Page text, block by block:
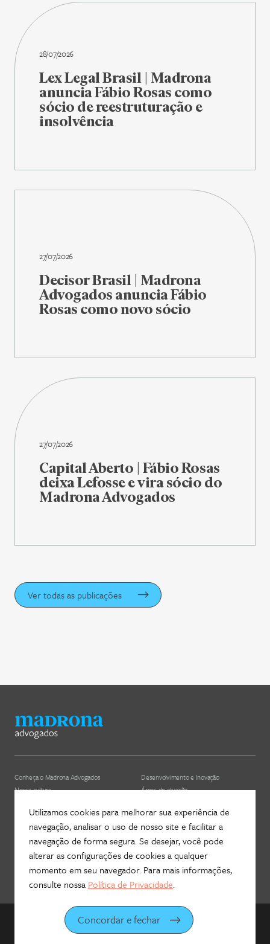
28/07/2026
Lex Legal Brasil | Madrona
anuncia Fábio Rosas como
sócio de reestruturação e
insolvência
27/07/2026
Decisor Brasil | Madrona
Advogados anuncia Fábio
Rosas como novo sócio
27/07/2026
Capital Aberto | Fábio Rosas
deixa Lefosse e vira sócio do
Madrona Advogados
Ver todas as publicações
Conheça o Madrona Advogados
Nossa cultura
Desenvolvimento e Inovação
Áreas de atuação
Hub Madrona
Vem ser Madrona
Proteção de Dados e Privacidade
Contato
Newsletter
Fale com a gente!
©2026Madrona Advogados
Utilizamos cookies para melhorar sua experiência de
navegação, analisar o uso de nosso site e facilitar a
navegação de forma segura. Se desejar, você pode
alterar as configurações de cookies a qualquer
momento em seu navegador. Para mais informações,
consulte nossa Política de Privacidade.
Concordar e fechar